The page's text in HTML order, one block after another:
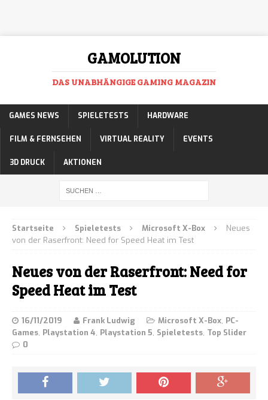
GAMOLUTION
DAS UNABHÄNGIGE GAMING MAGAZIN
GAMES NEWS SPIELETESTS HARDWARE
FILM & FERNSEHEN VIRTUAL REALITY EVENTS
3D DRUCK AKTIONEN
Startseite Spieletests Microsoft X-Box
Neues
von der Raserfront: Need for Speed Heat im Test
Neues von der Raserfront: Need for
Speed Heat im Test
16/11/2019 Frank Ludwig Microsoft X-Box, PC-
Games, Playstation 4, Playstation 5, Spieletests, Top Slider
0